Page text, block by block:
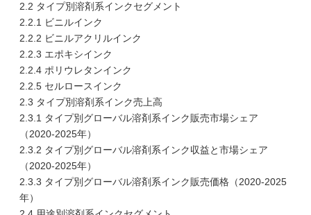
2.2 タイプ別溶剤系インクセグメント
2.2.1 ビニルインク
2.2.2 ビニルアクリルインク
2.2.3 エポキシインク
2.2.4 ポリウレタンインク
2.2.5 セルロースインク
2.3 タイプ別溶剤系インク売上高
2.3.1 タイプ別グローバル溶剤系インク販売市場シェア
（2020-2025年）
2.3.2 タイプ別グローバル溶剤系インク収益と市場シェア
（2020-2025年）
2.3.3 タイプ別グローバル溶剤系インク販売価格（2020-2025
年）